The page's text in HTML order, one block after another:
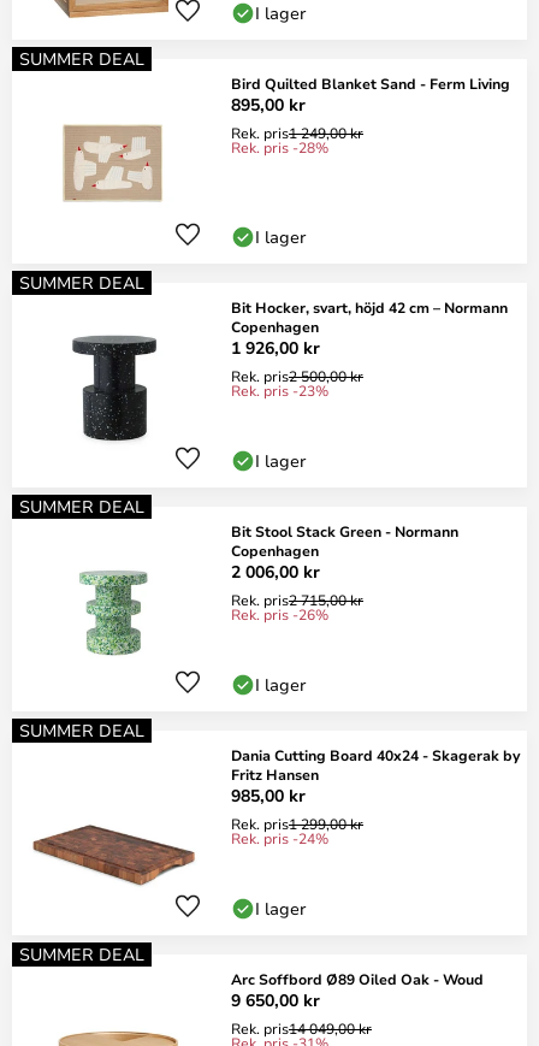
I lager
SUMMER DEAL
Bird Quilted Blanket Sand - Ferm Living
895,00 kr
Rek. pris1 249,00 kr
Rek. pris -28%
I lager
SUMMER DEAL
Bit Hocker, svart, höjd 42 cm – Normann
Copenhagen
1 926,00 kr
Rek. pris2 500,00 kr
Rek. pris -23%
I lager
SUMMER DEAL
Bit Stool Stack Green - Normann
Copenhagen
2 006,00 kr
Rek. pris2 715,00 kr
Rek. pris -26%
I lager
SUMMER DEAL
Dania Cutting Board 40x24 - Skagerak by
Fritz Hansen
985,00 kr
Rek. pris1 299,00 kr
Rek. pris -24%
I lager
SUMMER DEAL
Arc Soffbord Ø89 Oiled Oak - Woud
9 650,00 kr
Rek. pris14 049,00 kr